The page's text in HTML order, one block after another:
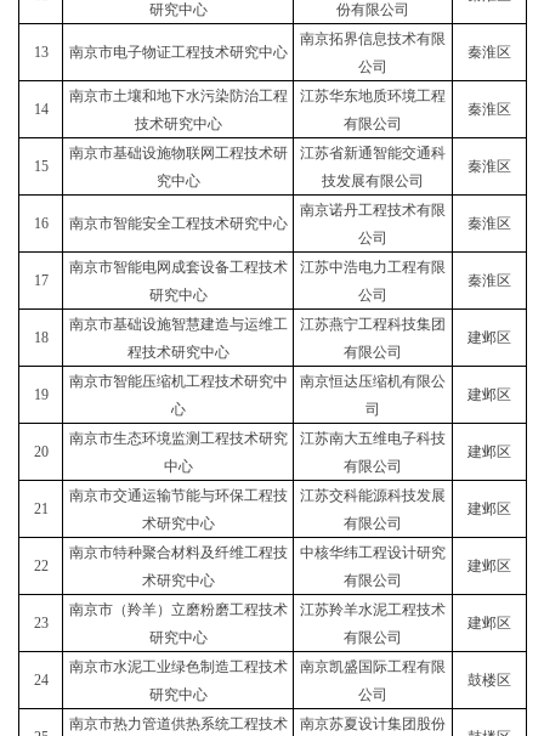
研究中心
份有限公司
13 南京市电子物证工程技术研究中心
南京拓界信息技术有限
公司
秦淮区
14
南京市土壤和地下水污染防治工程
技术研究中心
江苏华东地质环境工程
有限公司
秦淮区
15
南京市基础设施物联网工程技术研
究中心
江苏省新通智能交通科
技发展有限公司
秦淮区
16 南京市智能安全工程技术研究中心
南京诺丹工程技术有限
公司
秦淮区
17
南京市智能电网成套设备工程技术
研究中心
江苏中浩电力工程有限
公司
秦淮区
18
南京市基础设施智慧建造与运维工
程技术研究中心
江苏燕宁工程科技集团
有限公司
建邺区
19
南京市智能压缩机工程技术研究中
心
南京恒达压缩机有限公
司
建邺区
20
南京市生态环境监测工程技术研究
中心
江苏南大五维电子科技
有限公司
建邺区
21
南京市交通运输节能与环保工程技
术研究中心
江苏交科能源科技发展
有限公司
建邺区
22
南京市特种聚合材料及纤维工程技
术研究中心
中核华纬工程设计研究
有限公司
建邺区
23
南京市（羚羊）立磨粉磨工程技术
研究中心
江苏羚羊水泥工程技术
有限公司
建邺区
24
南京市水泥工业绿色制造工程技术
研究中心
南京凯盛国际工程有限
公司
鼓楼区
南京市热力管道供热系统工程技术
南京苏夏设计集团股份